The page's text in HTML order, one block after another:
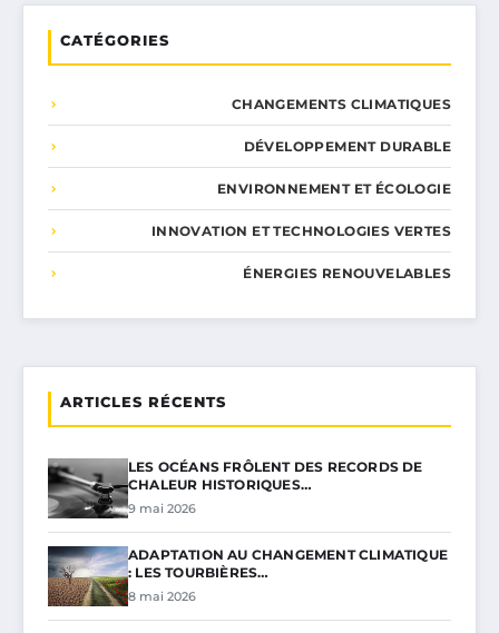
CATÉGORIES
CHANGEMENTS CLIMATIQUES
DÉVELOPPEMENT DURABLE
ENVIRONNEMENT ET ÉCOLOGIE
INNOVATION ET TECHNOLOGIES VERTES
ÉNERGIES RENOUVELABLES
ARTICLES RÉCENTS
LES OCÉANS FRÔLENT DES RECORDS DE
CHALEUR HISTORIQUES…
9 mai 2026
ADAPTATION AU CHANGEMENT CLIMATIQUE
: LES TOURBIÈRES…
8 mai 2026